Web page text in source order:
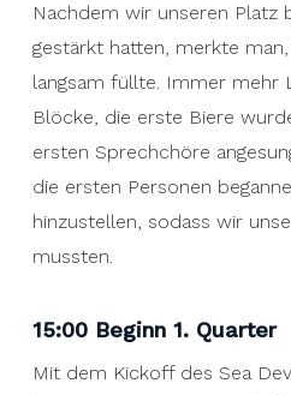
Nachdem wir unseren Platz
gestärkt hatten, merkte
langsam füllte. Immer mehr
Blöcke, die erste Biere
ersten Sprechchöre
die ersten Personen
hinzustellen, sodass wir
mussten.
15:00 Beginn 1. Quarter
Mit dem Kickoff des Sea